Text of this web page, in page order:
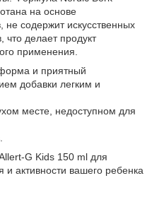
на основе
не содержит искусственных
что делает продукт
применения.
и приятный
добавки легким и
месте, недоступном для
G Kids 150 ml для
активности вашего ребенка